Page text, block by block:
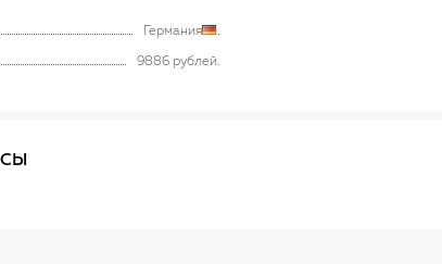
Германия
9886 рублей